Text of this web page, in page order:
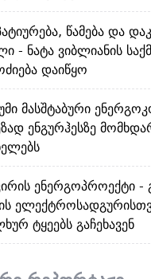
წამება და
- ნატა ვიბლიანის
დაიწყო
მასშტაბური
ენგურჰესზე
ენერგოპროექტი -
ტყეებს გაჩეხავენ